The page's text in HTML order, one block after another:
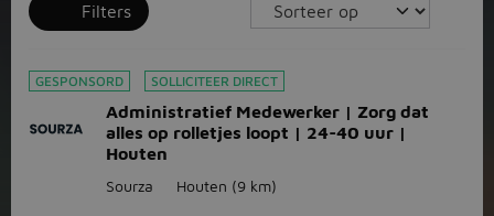
Filters
GESPONSORD SOLLICITEER DIRECT
Administratief Medewerker | Zorg dat
alles op rolletjes loopt | 24-40 uur |
Houten
Sourza Houten (9 km)